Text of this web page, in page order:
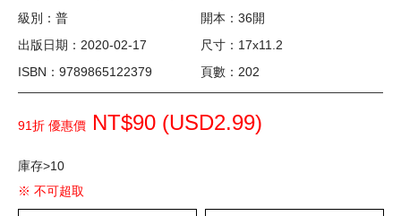
級別：普
開本：36開
出版日期：2020-02-17
尺寸：17x11.2
ISBN：9789865122379
頁數：202
91折 優惠價 NT$90 (USD2.99)
庫存>10
※ 不可超取